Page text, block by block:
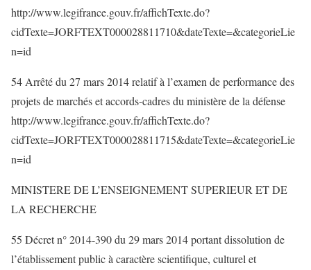
http://www.legifrance.gouv.fr/affichTexte.do?
cidTexte=JORFTEXT000028811710&dateTexte=&categorieLie
n=id
54 Arrêté du 27 mars 2014 relatif à l’examen de performance des
projets de marchés et accords-cadres du ministère de la défense
http://www.legifrance.gouv.fr/affichTexte.do?
cidTexte=JORFTEXT000028811715&dateTexte=&categorieLie
n=id
MINISTERE DE L’ENSEIGNEMENT SUPERIEUR ET DE
LA RECHERCHE
55 Décret n° 2014-390 du 29 mars 2014 portant dissolution de
l’établissement public à caractère scientifique, culturel et